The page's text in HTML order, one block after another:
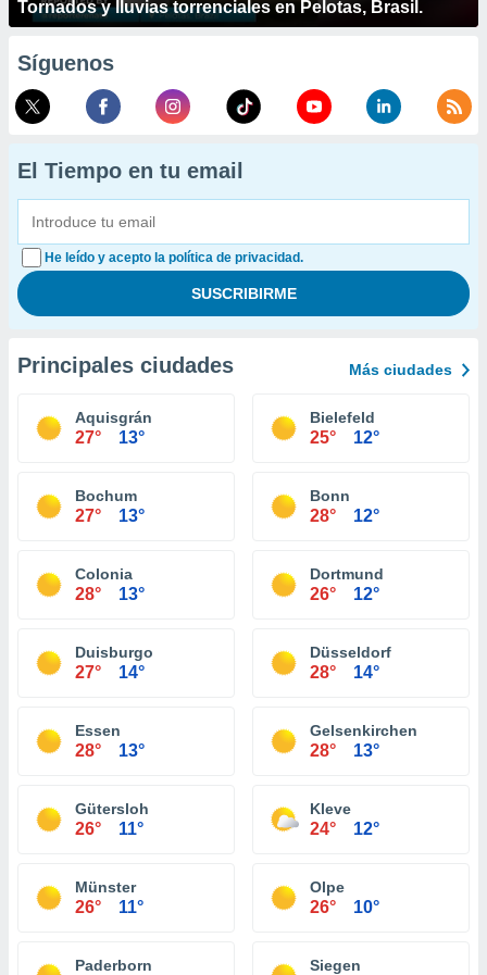
Tornados y lluvias torrenciales en Pelotas, Brasil.
Síguenos
El Tiempo en tu email
He leído y acepto la política de privacidad.
Principales ciudades Más ciudades
Aquisgrán
27° 13°
Bielefeld
25° 12°
Bochum
27° 13°
Bonn
28° 12°
Colonia
28° 13°
Dortmund
26° 12°
Duisburgo
27° 14°
Düsseldorf
28° 14°
Essen
28° 13°
Gelsenkirchen
28° 13°
Gütersloh
26° 11°
Kleve
24° 12°
Münster
26° 11°
Olpe
26° 10°
Paderborn Siegen